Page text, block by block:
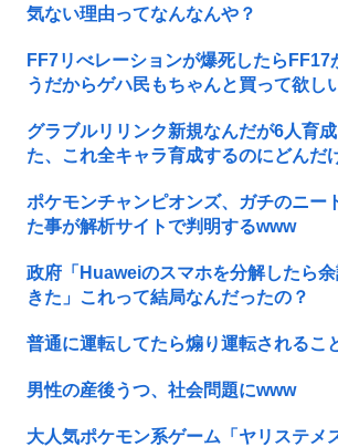
気ない理由ってなんなんや？
FF7リべレーションが爆死したら
うだからゲハ民もちゃんと買って欲し
グラブルリリンク新規なんだが6人育
た、これ全キャラ育成するのにどんだ
ポケモンチャンピオンズ、ガチのニー
た事が解析サイトで判明するwww
政府「Huaweiのスマホを分解したら
きた」これって結局なんだったの？
普通に運転してたら煽り運転されるこ
男性の産後うつ、社会問題にwww
大人気ポケモン系ゲーム「ヤリステメ